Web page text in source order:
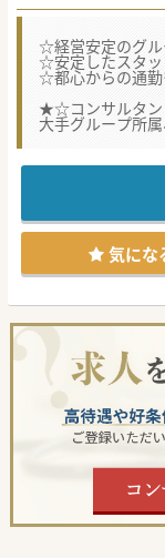
☆経営安定のグル
☆安定したスタッ
☆都心からの通勤
★☆コンサルタ
大手グループ所
スタッフ・設備
アクセス面にお
で通勤し易い点
おすすめの医療
ください。
#年度内入職可 #
気にな